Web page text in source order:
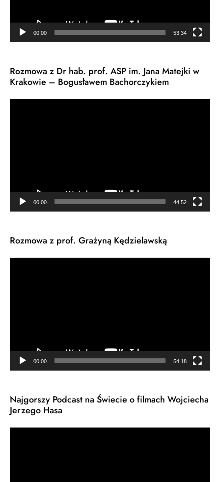
00:00 53:34
Rozmowa z Dr hab. prof. ASP im. Jana Matejki w
Krakowie – Bogusławem Bachorczykiem
00:00 44:52
Rozmowa z prof. Grażyną Kędzielawską
00:00 54:18
Najgorszy Podcast na Świecie o filmach Wojciecha
Jerzego Hasa